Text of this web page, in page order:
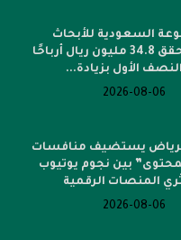
السعودية للأبحاث
والإعلام تحقق 34.8 مليون ريال أرباحًا
الأول بزيادة...
2026-08-06
الرياض يستضيف منافسات
بين نجوم يوتيوب
المنصات الرقمية
2026-08-06